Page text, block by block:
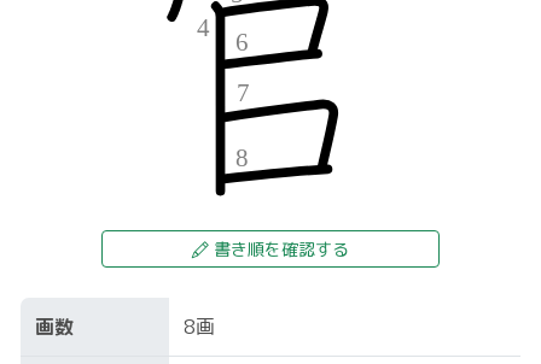
書き順を確認する
画数 8画